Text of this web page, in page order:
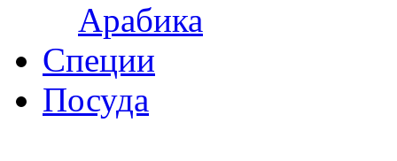
Арабика
Специи
Посуда